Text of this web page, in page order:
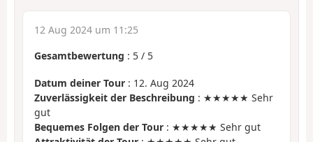
12 Aug 2024 um 11:25
Gesamtbewertung : 5 / 5
Datum deiner Tour : 12. Aug 2024
Zuverlässigkeit der Beschreibung : ★★★★★ Sehr
gut
Bequemes Folgen der Tour : ★★★★★ Sehr gut